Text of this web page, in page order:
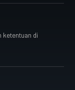
ketentuan di